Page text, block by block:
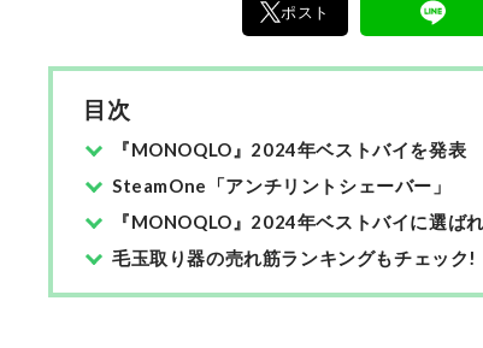
ポスト
目次
『MONOQLO』2024年ベストバイを発表
SteamOne「アンチリントシェーバー」
『MONOQLO』2024年ベストバイに選ば
毛玉取り器の売れ筋ランキングもチェック!